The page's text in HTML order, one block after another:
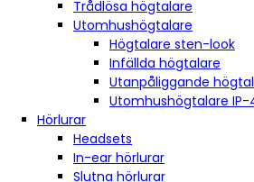
Trådlösa högtalare
Utomhushögtalare
Högtalare sten-look
Infällda högtalare
Utanpåliggande
Utomhushögtalare IP-
Hörlurar
Headsets
In-ear hörlurar
Slutna hörlurar